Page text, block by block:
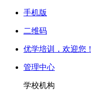
手机版
二维码
优学培训， 欢迎您！
管理中心
学校机构